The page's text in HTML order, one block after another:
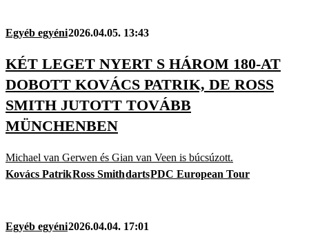
Egyéb egyéni2026.04.05. 13:43
KÉT LEGET NYERT S HÁROM 180-AT
DOBOTT KOVÁCS PATRIK, DE ROSS
SMITH JUTOTT TOVÁBB
MÜNCHENBEN
Michael van Gerwen és Gian van Veen is búcsúzott.
Kovács PatrikRoss SmithdartsPDC European Tour
Egyéb egyéni2026.04.04. 17:01